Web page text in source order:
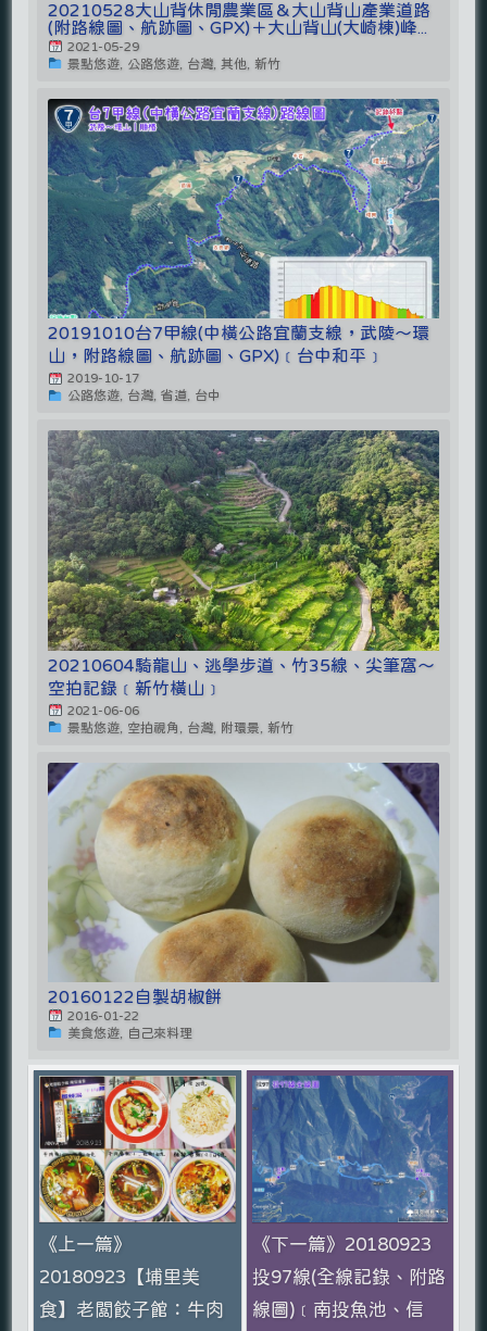
20210528大山背休閒農業區＆大山背山產業道路
(附路線圖、航跡圖、GPX)＋大山背山(大崎棟)峰...
2021-05-29
景點悠遊, 公路悠遊, 台灣, 其他, 新竹
20191010台7甲線(中橫公路宜蘭支線，武陵～環
山，附路線圖、航跡圖、GPX)﹝台中和平﹞
2019-10-17
公路悠遊, 台灣, 省道, 台中
20210604騎龍山、逃學步道、竹35線、尖筆窩～
空拍記錄﹝新竹橫山﹞
2021-06-06
景點悠遊, 空拍視角, 台灣, 附環景, 新竹
20160122自製胡椒餅
2016-01-22
美食悠遊, 自己來料理
《上一篇》
20180923【埔里美
食】老闆餃子館：牛肉
《下一篇》20180923
投97線(全線記錄、附路
線圖)﹝南投魚池、信